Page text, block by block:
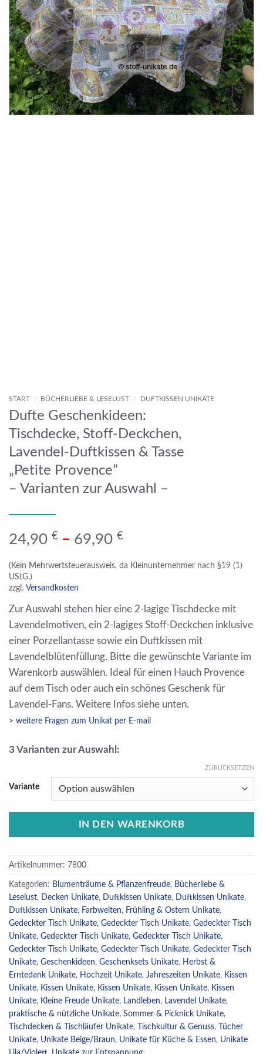
START / BÜCHERLIEBE & LESELUST / DUFTKISSEN UNIKATE
Dufte Geschenkideen:
Tischdecke, Stoff-Deckchen,
Lavendel-Duftkissen & Tasse
„Petite Provence”
– Varianten zur Auswahl –
24,90 € – 69,90 €
(Kein Mehrwertsteuerausweis, da Kleinunternehmer nach §19 (1)
UStG.)
zzgl. Versandkosten
Zur Auswahl stehen hier eine 2-lagige Tischdecke mit
Lavendelmotiven, ein 2-lagiges Stoff-Deckchen inklusive
einer Porzellantasse sowie ein Duftkissen mit
Lavendelblütenfüllung. Bitte die gewünschte Variante im
Warenkorb auswählen. Ideal für einen Hauch Provence
auf dem Tisch oder auch ein schönes Geschenk für
Lavendel-Fans. Weitere Infos siehe unten.
> weitere Fragen zum Unikat per E-mail
3 Varianten zur Auswahl:
Variante
ZURÜCKSETZEN
IN DEN WARENKORB
Artikelnummer: 7800
Kategorien: Blumenträume & Pflanzenfreude, Bücherliebe &
Leselust, Decken Unikate, Duftkissen Unikate, Duftkissen Unikate,
Duftkissen Unikate, Farbwelten, Frühling & Ostern Unikate,
Gedeckter Tisch Unikate, Gedeckter Tisch Unikate, Gedeckter Tisch
Unikate, Gedeckter Tisch Unikate, Gedeckter Tisch Unikate,
Gedeckter Tisch Unikate, Gedeckter Tisch Unikate, Gedeckter Tisch
Unikate, Geschenkideen, Geschenksets Unikate, Herbst &
Erntedank Unikate, Hochzeit Unikate, Jahreszeiten Unikate, Kissen
Unikate, Kissen Unikate, Kissen Unikate, Kissen Unikate, Kissen
Unikate, Kleine Freude Unikate, Landleben, Lavendel Unikate,
praktische & nützliche Unikate, Sommer & Picknick Unikate,
Tischdecken & Tischläufer Unikate, Tischkultur & Genuss,
Tücher
Unikate, Unikate Beige/Braun, Unikate für Küche & Essen, Unikate